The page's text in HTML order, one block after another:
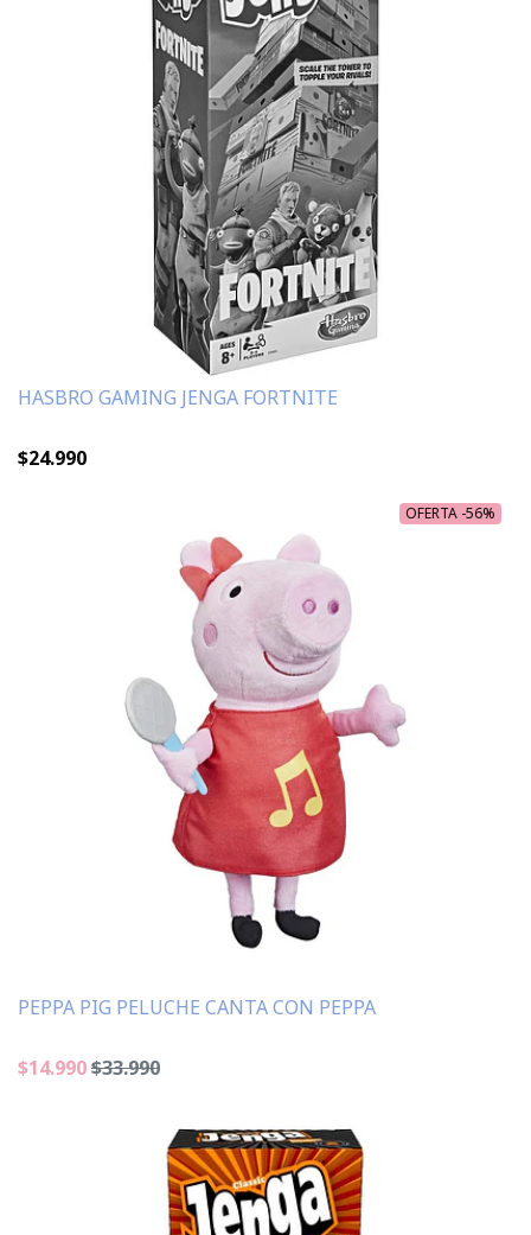
HASBRO GAMING JENGA FORTNITE
$24.990
OFERTA -56%
PEPPA PIG PELUCHE CANTA CON PEPPA
$14.990$33.990